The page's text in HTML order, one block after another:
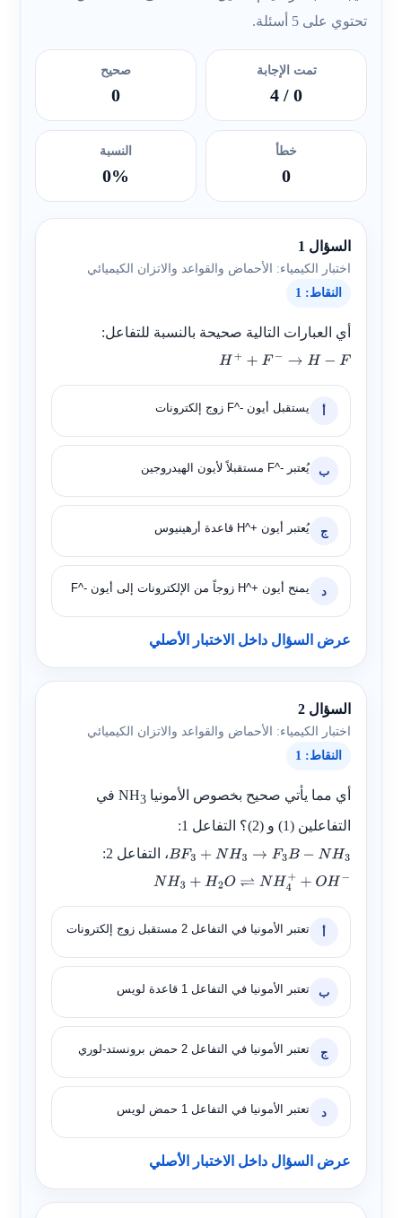
تحتوي على 5 أسئلة.
تمت الإجابة
0
/ 4
صحيح
0
خطأ
0
النسبة
0%
السؤال 1
اختبار الكيمياء: الأحماض والقواعد والاتزان الكيميائي
النقاط: 1
أي العبارات التالية صحيحة بالنسبة للتفاعل:
H + +F−→ H−F
أ يستقبل أيون F^- زوج إلكترونات
ب يُعتبر F^- مستقبلاً لأيون الهيدروجين
ج يُعتبر أيون H^+ قاعدة أرهينيوس
د يمنح أيون H^+ زوجاً من الإلكترونات إلى أيون F^-
عرض السؤال داخل الاختبار الأصلي
السؤال 2
اختبار الكيمياء: الأحماض والقواعد والاتزان الكيميائي
النقاط: 1
أي مما يأتي صحيح بخصوص الأمونيا NH3
في
التفاعلين (1) و (2)؟ التفاعل 1:
BF3+N H3→F3B −NH 3
، التفاعل 2:
NH3+H 2O⇌NH4++OH −
تعتبر الأمونيا في التفاعل 2 مستقبل زوج إلكترونات
ب تعتبر الأمونيا في التفاعل 1 قاعدة لويس
ج تعتبر الأمونيا في التفاعل 2 حمض برونستد-لوري
د تعتبر الأمونيا في التفاعل 1 حمض لويس
عرض السؤال داخل الاختبار الأصلي